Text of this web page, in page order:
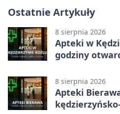
Ostatnie Artykuły
8 sierpnia 2026
Apteki w
godziny
8 sierpnia 2026
Apteki